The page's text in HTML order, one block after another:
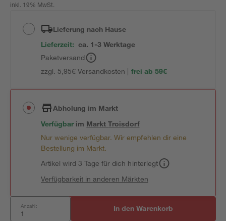
inkl. 19% MwSt.
Lieferung nach Hause
Lieferzeit: ca. 1-3 Werktage
Paketversand
zzgl. 5,95€ Versandkosten | frei ab 59€
Abholung im Markt
Verfügbar im MarktTroisdorf
Nur wenige verfügbar. Wir empfehlen dir eine
Bestellung im Markt.
Artikel wird 3 Tage für dich hinterlegt
Verfügbarkeit in anderen Märkten
Anzahl: In den Warenkorb